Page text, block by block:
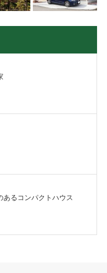
あるコンパクトハウス